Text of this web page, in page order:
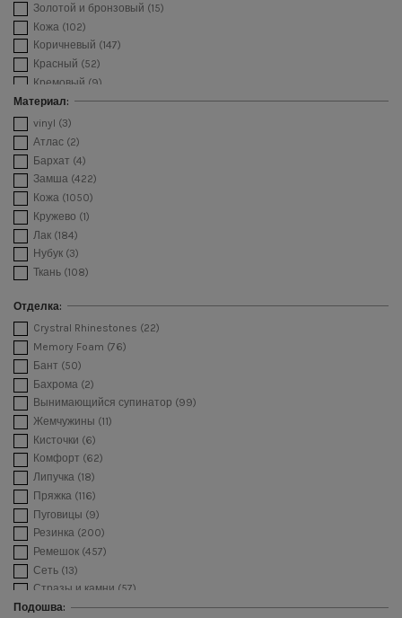
Золотой и бронзовый (15)
Кожа (102)
Коричневый (147)
Красный (52)
Кремовый (9)
Леопардовый принт(40)
Медь(19)
Мультиколор
Оранжевый
Песочный(14)
Питоновый принт
Платино(63)
Принт зебры
Принт крокодила
Пудровый
Серебрянный(71)
Серый (42)
Серый(9)
Сине серый
Синий(113)
Сиреневый(10)
Слоновой кости
Темно серый
Фиолетовый(4)
Фуксия(5)
Фуме(1)
Черный (769)
Материал:
vinyl (3)
Атлас (2)
Бархат (4)
Замша (422)
Кожа (1050)
Кружево (1)
Лак (184)
Нубук (3)
Ткань (108)
Отделка:
Crystral Rhinestones (22)
Memory Foam (76)
Бант (50)
Бахрома (2)
Вынимающийся супинатор (99)
Жемчужины (11)
Кисточки (6)
Комфорт (62)
Липучка (18)
Пряжка (116)
Пуговицы (9)
Резинка (200)
Ремешок (457)
Сеть (13)
Стразы и камни (57)
Цепь(20)
Подошва: